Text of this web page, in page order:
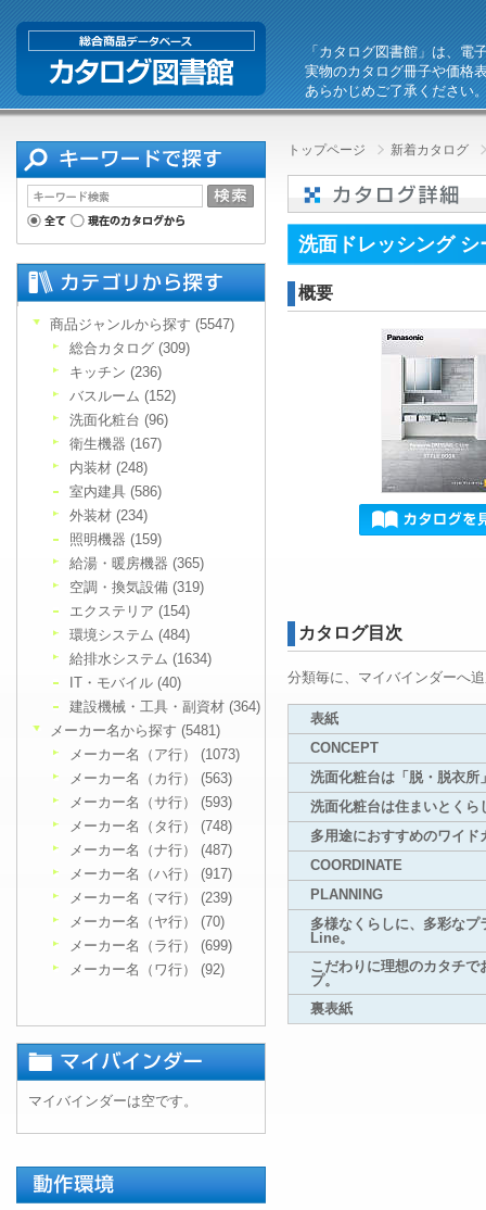
「カタログ図書館」は、電
実物のカタログ冊子や価格
あらかじめご了承ください
トップページ 新着カタログ
洗面ドレッシング
概要
カタログ目次
分類毎に、マイバインダーへ
表紙
CONCEPT
洗面化粧台は「脱・脱衣所
洗面化粧台は住まいとくら
多用途におすすめのワイド
COORDINATE
PLANNING
多様なくらしに、多彩なプ
Line。
こだわりに理想のカタチで
プ。
裏表紙
商品ジャンルから探す (5547)
総合カタログ (309)
キッチン (236)
バスルーム (152)
洗面化粧台 (96)
衛生機器 (167)
内装材 (248)
室内建具 (586)
外装材 (234)
照明機器 (159)
給湯・暖房機器 (365)
空調・換気設備 (319)
エクステリア (154)
環境システム (484)
給排水システム (1634)
IT・モバイル (40)
建設機械・工具・副資材 (364)
メーカー名から探す (5481)
メーカー名（ア行） (1073)
メーカー名（カ行） (563)
メーカー名（サ行） (593)
メーカー名（タ行） (748)
メーカー名（ナ行） (487)
メーカー名（ハ行） (917)
メーカー名（マ行） (239)
メーカー名（ヤ行） (70)
メーカー名（ラ行） (699)
メーカー名（ワ行） (92)
マイバインダーは空です。